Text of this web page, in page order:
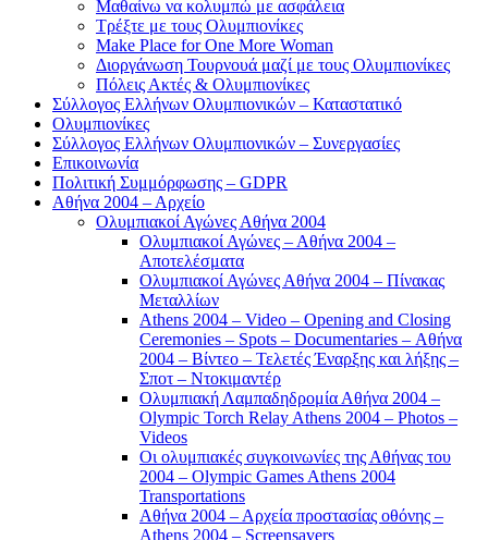
Μαθαίνω να κολυμπώ με ασφάλεια
Τρέξτε με τους Ολυμπιονίκες
Make Place for One More Woman
Διοργάνωση Τουρνουά μαζί με τους Ολυμπιονίκες
Πόλεις Ακτές & Ολυμπιονίκες
Σύλλογος Ελλήνων Ολυμπιονικών – Καταστατικό
Ολυμπιονίκες
Σύλλογος Ελλήνων Ολυμπιονικών – Συνεργασίες
Επικοινωνία
Πολιτική Συμμόρφωσης – GDPR
Αθήνα 2004 – Αρχείο
Ολυμπιακοί Αγώνες Αθήνα 2004
Ολυμπιακοί Αγώνες – Αθήνα 2004 –
Αποτελέσματα
Ολυμπιακοί Αγώνες Αθήνα 2004 – Πίνακας
Μεταλλίων
Athens 2004 – Video – Opening and Closing
Ceremonies – Spots – Documentaries – Αθήνα
2004 – Βίντεο – Τελετές Έναρξης και λήξης –
Σποτ – Ντοκιμαντέρ
Ολυμπιακή Λαμπαδηδρομία Αθήνα 2004 –
Olympic Torch Relay Athens 2004 – Photos –
Videos
Οι ολυμπιακές συγκοινωνίες της Αθήνας του
2004 – Olympic Games Athens 2004
Transportations
Αθήνα 2004 – Αρχεία προστασίας οθόνης –
Athens 2004 – Screensavers